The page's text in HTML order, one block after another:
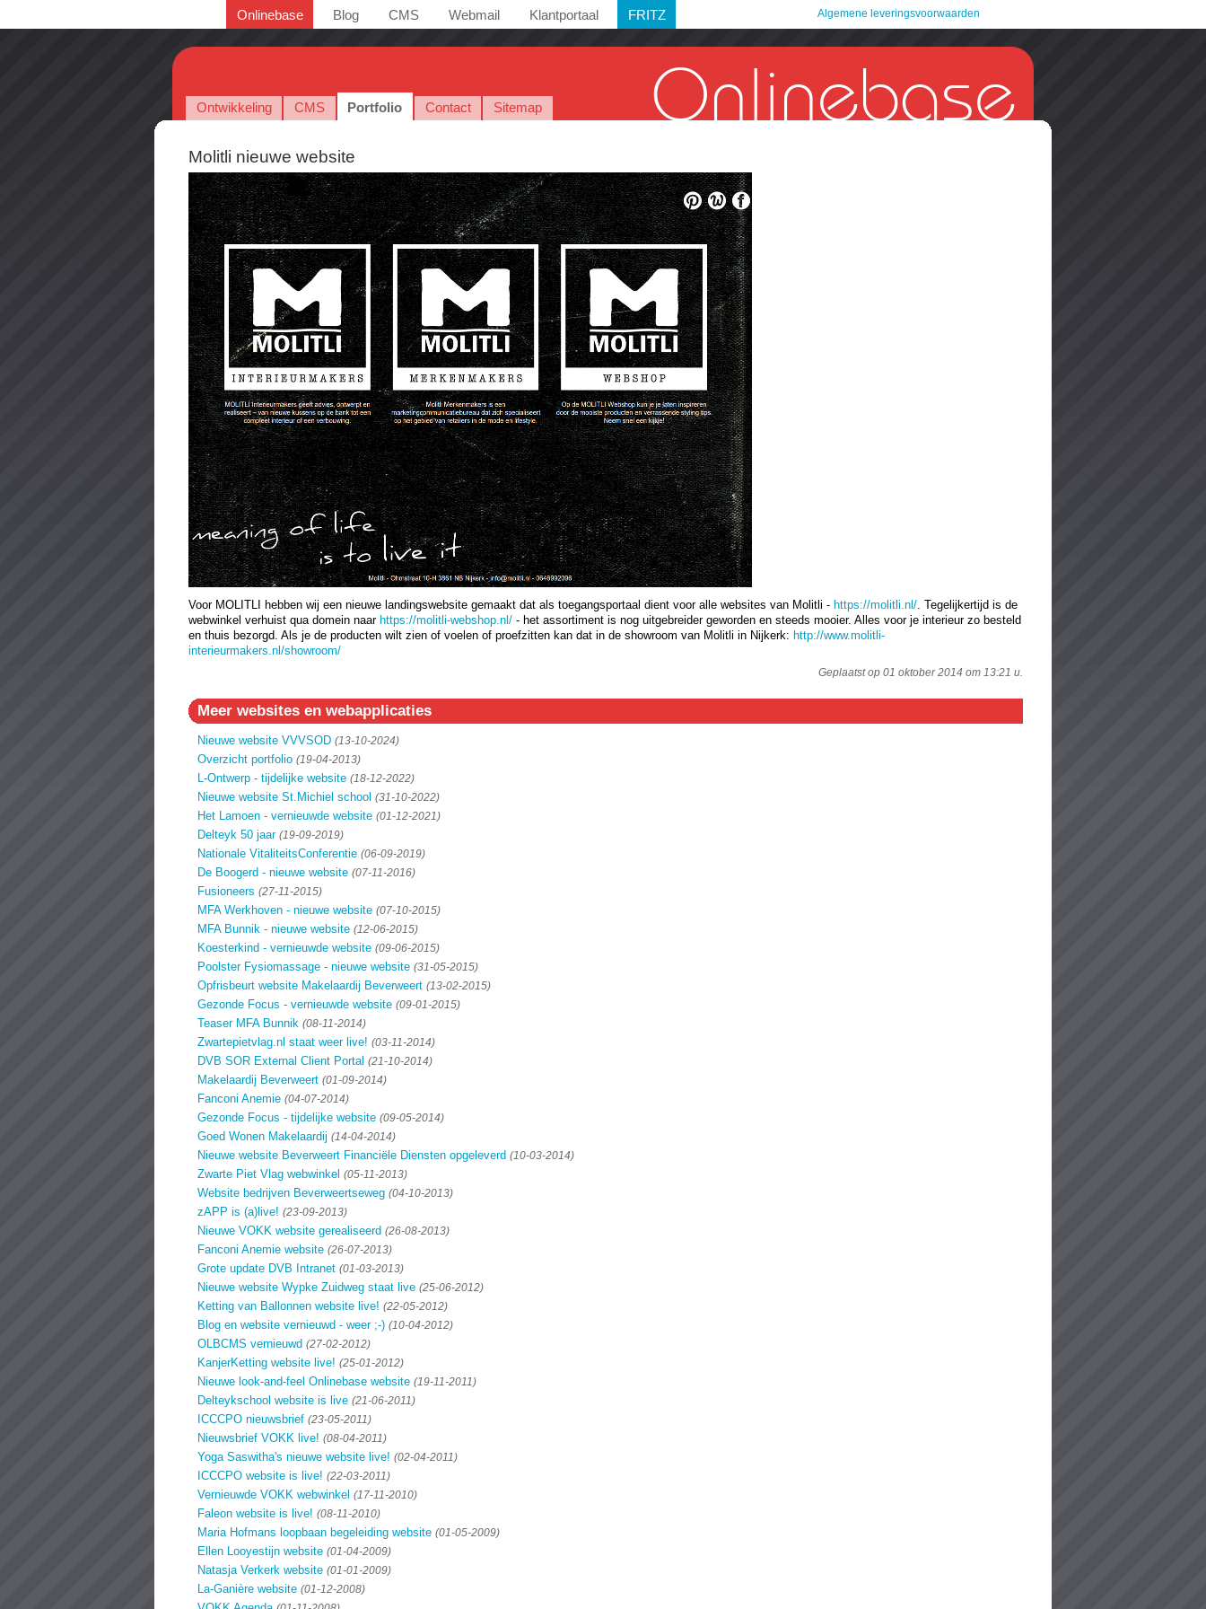
Algemene leveringsvoorwaarden
Onlinebase Blog CMS Webmail Klantportaal FRITZ
Onlinebase
Ontwikkeling CMS Portfolio Contact Sitemap
Molitli nieuwe website
Voor MOLITLI hebben wij een nieuwe landingswebsite gemaakt dat als toegangsportaal dient voor alle websites van Molitli - https://molitli.nl/. Tegelijkertijd is de
webwinkel verhuist qua domein naar https://molitli-webshop.nl/ - het assortiment is nog uitgebreider geworden en steeds mooier. Alles voor je interieur zo besteld
en thuis bezorgd. Als je de producten wilt zien of voelen of proefzitten kan dat in de showroom van Molitli in Nijkerk: http://www.molitli-
interieurmakers.nl/showroom/
Geplaatst op 01 oktober 2014 om 13:21 u.
Meer websites en webapplicaties
Nieuwe website VVVSOD (13-10-2024)
Overzicht portfolio (19-04-2013)
L-Ontwerp - tijdelijke website (18-12-2022)
Nieuwe website St.Michiel school (31-10-2022)
Het Lamoen - vernieuwde website (01-12-2021)
Delteyk 50 jaar (19-09-2019)
Nationale VitaliteitsConferentie (06-09-2019)
De Boogerd - nieuwe website (07-11-2016)
Fusioneers (27-11-2015)
MFA Werkhoven - nieuwe website (07-10-2015)
MFA Bunnik - nieuwe website (12-06-2015)
Koesterkind - vernieuwde website (09-06-2015)
Poolster Fysiomassage - nieuwe website (31-05-2015)
Opfrisbeurt website Makelaardij Beverweert (13-02-2015)
Gezonde Focus - vernieuwde website (09-01-2015)
Teaser MFA Bunnik (08-11-2014)
Zwartepietvlag.nl staat weer live! (03-11-2014)
DVB SOR External Client Portal (21-10-2014)
Makelaardij Beverweert (01-09-2014)
Fanconi Anemie (04-07-2014)
Gezonde Focus - tijdelijke website (09-05-2014)
Goed Wonen Makelaardij (14-04-2014)
Nieuwe website Beverweert Financiële Diensten opgeleverd (10-03-2014)
Zwarte Piet Vlag webwinkel (05-11-2013)
Website bedrijven Beverweertseweg (04-10-2013)
zAPP is (a)live! (23-09-2013)
Nieuwe VOKK website gerealiseerd (26-08-2013)
Fanconi Anemie website (26-07-2013)
Grote update DVB Intranet (01-03-2013)
Nieuwe website Wypke Zuidweg staat live (25-06-2012)
Ketting van Ballonnen website live! (22-05-2012)
Blog en website vernieuwd - weer ;-) (10-04-2012)
OLBCMS vernieuwd (27-02-2012)
KanjerKetting website live! (25-01-2012)
Nieuwe look-and-feel Onlinebase website (19-11-2011)
Delteykschool website is live (21-06-2011)
ICCCPO nieuwsbrief (23-05-2011)
Nieuwsbrief VOKK live! (08-04-2011)
Yoga Saswitha's nieuwe website live! (02-04-2011)
ICCCPO website is live! (22-03-2011)
Vernieuwde VOKK webwinkel (17-11-2010)
Faleon website is live! (08-11-2010)
Maria Hofmans loopbaan begeleiding website (01-05-2009)
Ellen Looyestijn website (01-04-2009)
Natasja Verkerk website (01-01-2009)
La-Ganière website (01-12-2008)